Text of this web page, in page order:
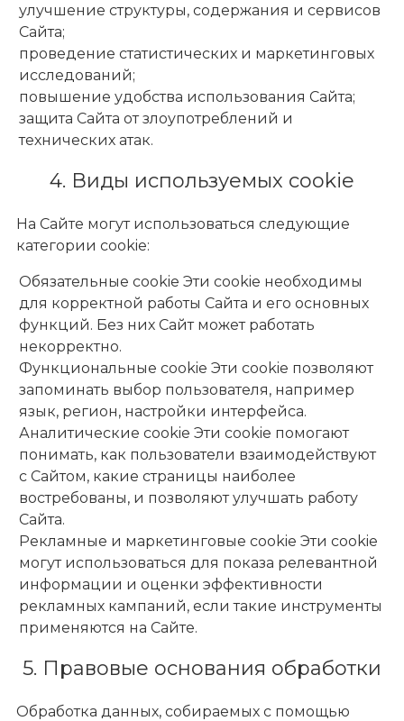
улучшение структуры, содержания и сервисов
Сайта;
проведение статистических и маркетинговых
исследований;
повышение удобства использования Сайта;
защита Сайта от злоупотреблений и
технических атак.
4. Виды используемых cookie
На Сайте могут использоваться следующие
категории cookie:
Обязательные cookie Эти cookie необходимы
для корректной работы Сайта и его основных
функций. Без них Сайт может работать
некорректно.
Функциональные cookie Эти cookie позволяют
запоминать выбор пользователя, например
язык, регион, настройки интерфейса.
Аналитические cookie Эти cookie помогают
понимать, как пользователи взаимодействуют
с Сайтом, какие страницы наиболее
востребованы, и позволяют улучшать работу
Сайта.
Рекламные и маркетинговые cookie Эти cookie
могут использоваться для показа релевантной
информации и оценки эффективности
рекламных кампаний, если такие инструменты
применяются на Сайте.
5. Правовые основания обработки
Обработка данных, собираемых с помощью